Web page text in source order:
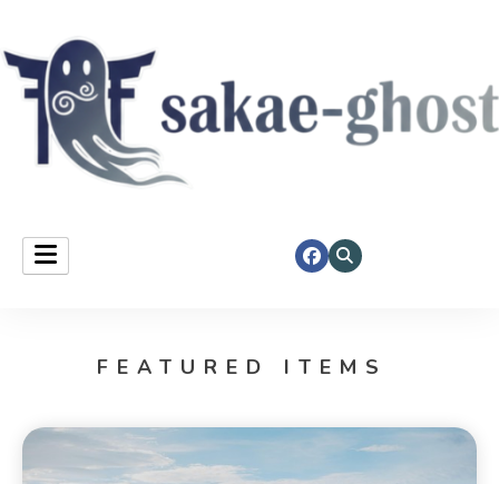
Sakae Ghost
FEATURED ITEMS